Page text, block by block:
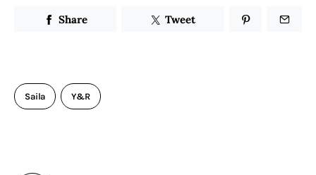
Share Tweet
Saila Y&R